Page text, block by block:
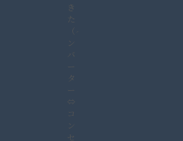
き
た
（イ
ン
バ
ー
タ
ー
⇔
コ
ン
セ